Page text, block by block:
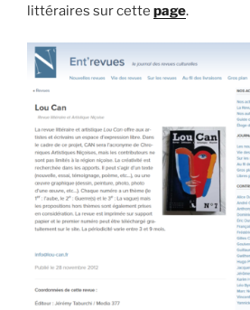
littéraires sur cette page.